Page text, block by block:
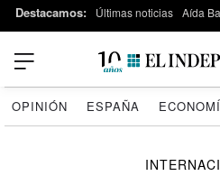
Destacamos: Últimas noticias Aída
OPINIÓN ESPAÑA